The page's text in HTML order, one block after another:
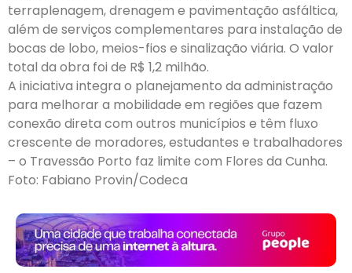
terraplenagem, drenagem e pavimentação asfáltica,
além de serviços complementares para instalação de
bocas de lobo, meios-fios e sinalização viária. O valor
total da obra foi de R$ 1,2 milhão.
A iniciativa integra o planejamento da administração
para melhorar a mobilidade em regiões que fazem
conexão direta com outros municípios e têm fluxo
crescente de moradores, estudantes e trabalhadores
– o Travessão Porto faz limite com Flores da Cunha.
Foto: Fabiano Provin/Codeca